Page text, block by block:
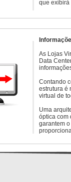
que exibirá
As Lojas
Data
Contando
estrutura é
virtual de
Uma
óptica com
garantem